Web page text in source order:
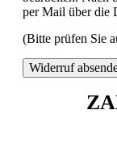
per Mail über die
(Bitte prüfen Sie
Widerruf